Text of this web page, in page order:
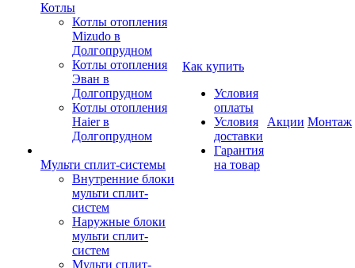
Котлы
Котлы отопления
Mizudo в
Долгопрудном
Котлы отопления
Эван в
Долгопрудном
Котлы отопления
Haier в
Долгопрудном
Мульти сплит-системы
Внутренние блоки
мульти сплит-
систем
Наружные блоки
мульти сплит-
систем
Мульти сплит-
Как купить
Условия
оплаты
Условия
доставки
Гарантия
на товар
Акции Монтаж